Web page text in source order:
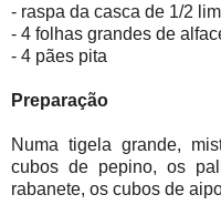
- raspa da casca de 1/2
- 4 folhas grandes de
- 4 pães pita
Preparação
Numa tigela grande,
cubos de pepino, os
rabanete, os cubos de